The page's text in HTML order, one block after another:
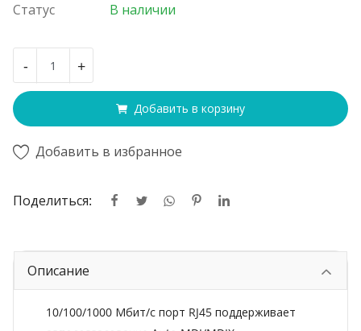
Статус В наличии
- +
Добавить в корзину
Добавить в избранное
Поделиться:
Описание
10/100/1000 Мбит/с порт RJ45 поддерживает